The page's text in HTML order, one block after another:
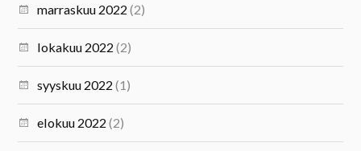
marraskuu 2022 (2)
lokakuu 2022 (2)
syyskuu 2022 (1)
elokuu 2022 (2)